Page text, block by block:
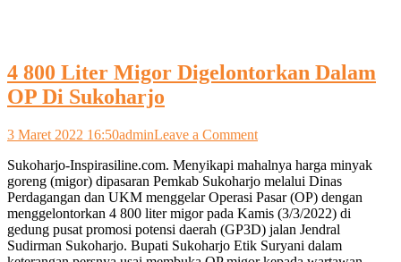
4 800 Liter Migor Digelontorkan Dalam
OP Di Sukoharjo
3 Maret 2022 16:50adminLeave a Commenton
800
Liter
Migor
Digelontorkan
Dalam
OP
Sukoharjo-Inspirasiline.com. Menyikapi mahalnya harga minyak
goreng (migor) dipasaran Pemkab Sukoharjo melalui Dinas
Perdagangan dan UKM menggelar Operasi Pasar (OP) dengan
menggelontorkan 4 800 liter migor pada Kamis (3/3/2022) di
gedung pusat promosi potensi daerah (GP3D) jalan Jendral
Sudirman Sukoharjo. Bupati Sukoharjo Etik Suryani dalam